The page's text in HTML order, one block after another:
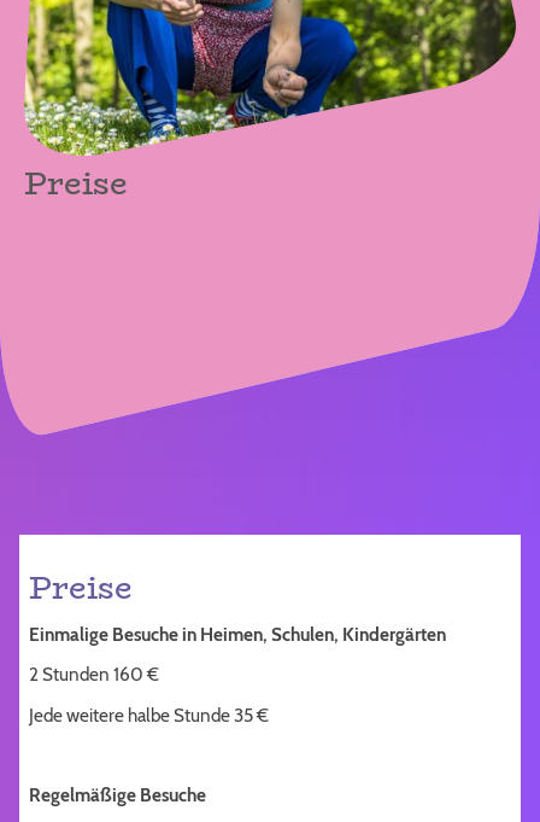
Preise
Preise
Einmalige Besuche in Heimen, Schulen, Kindergärten
2 Stunden 160 €
Jede weitere halbe Stunde 35 €
Regelmäßige Besuche